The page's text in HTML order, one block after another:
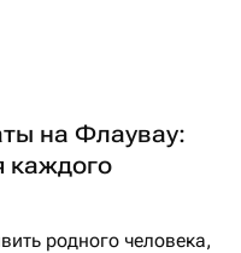
на Флаувау:
каждого
родного человека,